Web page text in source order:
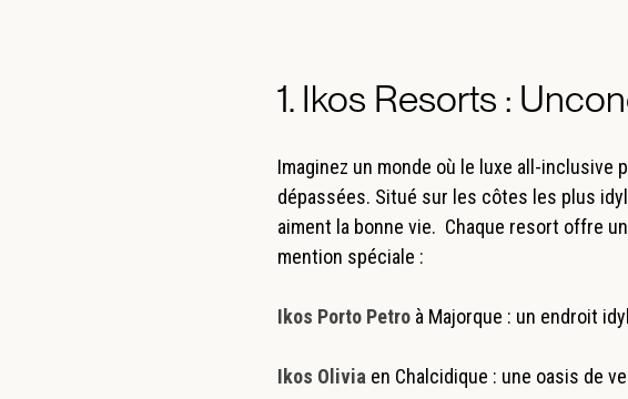
1. Ikos Resorts :
Imaginez un monde où le luxe all-
dépassées. Situé sur les côtes les plus
aiment la bonne vie. Chaque resort offre
mention spéciale :
Ikos Porto Petro à Majorque : un endroit
Ikos Olivia en Chalcidique : une oasis de